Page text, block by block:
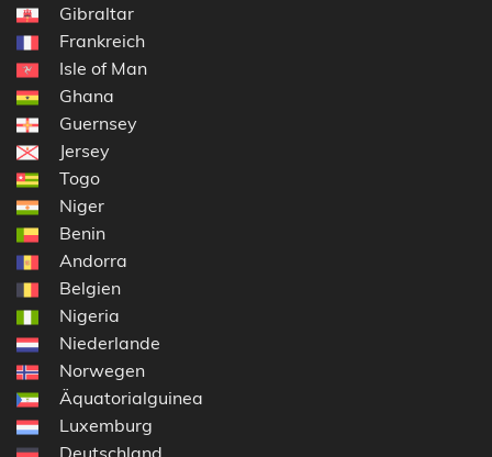
Gibraltar
Frankreich
Isle of Man
Ghana
Guernsey
Jersey
Togo
Niger
Benin
Andorra
Belgien
Nigeria
Niederlande
Norwegen
Äquatorialguinea
Luxemburg
Deutschland